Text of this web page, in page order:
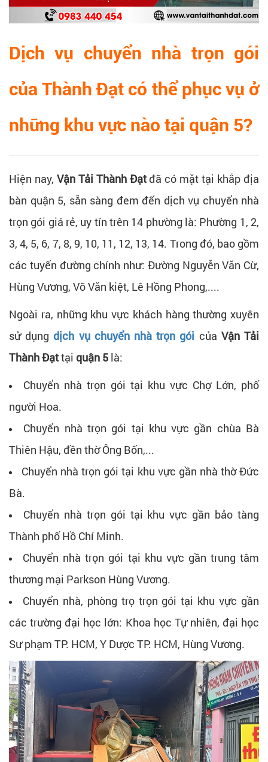
Dịch vụ chuyển nhà trọn gói
của Thành Đạt có thể phục vụ ở
những khu vực nào tại quận 5?
Hiện nay, Vận Tải Thành Đạtđã có mặt tại khắp địa
bàn quận 5, sẵn sàng đem đến dịch vụ chuyển nhà
trọn gói giá rẻ, uy tín trên 14 phường là: Phường 1, 2,
3, 4, 5, 6, 7, 8, 9, 10, 11, 12, 13, 14. Trong đó, bao gồm
các tuyến đường chính như: Đường Nguyễn Văn Cừ,
Hùng Vương, Võ Văn kiệt, Lê Hồng Phong,....
Ngoài ra, những khu vực khách hàng thường xuyên
sử dụngdịch vụ chuyển nhà trọn gói của Vận Tải
Thành Đạttại quận 5 là:
Chuyển nhà trọn gói tại khu vực Chợ Lớn, phố
người Hoa.
Chuyển nhà trọn gói tại khu vực gần chùa Bà
Thiên Hậu, đền thờ Ông Bốn,...
Chuyển nhà trọn gói tại khu vực gần nhà thờ Đức
Bà.
Chuyển nhà trọn gói tại khu vực gần bảo tàng
Thành phố Hồ Chí Minh.
Chuyển nhà trọn gói tại khu vực gần trung tâm
thương mại Parkson Hùng Vương.
Chuyển nhà, phòng trọ trọn gói tại khu vực gần
các trường đại học lớn: Khoa học Tự nhiên, đại học
Sư phạm TP. HCM, Y Dược TP. HCM, Hùng Vương.